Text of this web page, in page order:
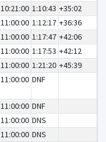
10:21:00 1:10:43 +35:02
11:00:00 1:12:17 +36:36
11:00:00 1:17:47 +42:06
11:00:00 1:17:53 +42:12
11:00:00 1:21:20 +45:39
11:00:00 DNF
11:00:00 DNF
11:00:00 DNS
11:00:00 DNS